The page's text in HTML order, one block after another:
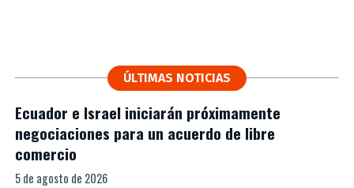
ÚLTIMAS NOTICIAS
Ecuador e Israel iniciarán próximamente
negociaciones para un acuerdo de libre
comercio
5 de agosto de 2026